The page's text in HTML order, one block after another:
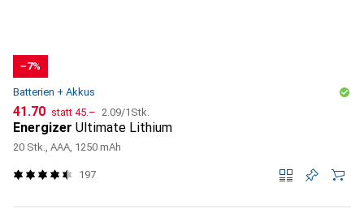
−7%
Batterien + Akkus
CHF
41.70 statt CHF
45.– CHF
2.09/1Stk.
Energizer Ultimate Lithium
20 Stk., AAA, 1250 mAh
197